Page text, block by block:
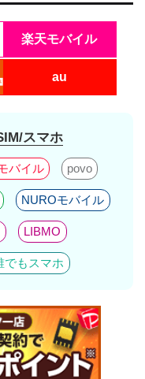
楽天モバイル
au
スマホ
バイル povo
NUROモバイル
LIBMO
でもスマホ